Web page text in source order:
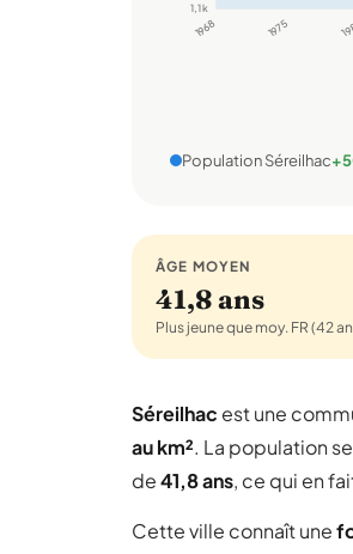
1,1 k
1968 1975
Population Séreilhac
ÂGE MOYEN
41,8 ans
Plus jeune que moy. FR (42
Séreilhac est une
au km². La population
de41,8 ans, ce qui en
Cette ville connaît une